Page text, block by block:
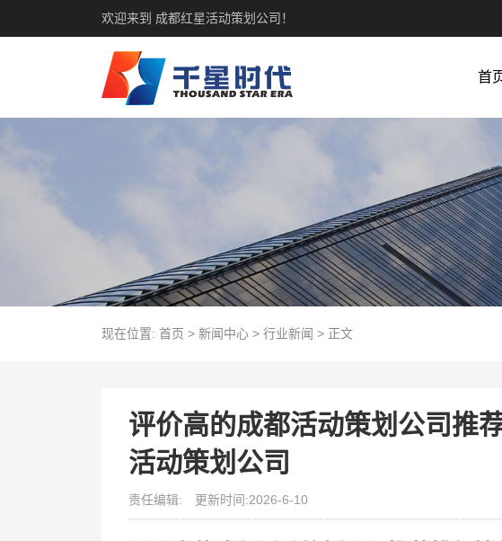
欢迎来到 成都红星活动策划公司！
首
现在位置: 首页 > 新闻中心> 行业新闻 > 正文
评价高的成都活动策划公司推
活动策划公司
责任编辑: 更新时间:2026-6-10